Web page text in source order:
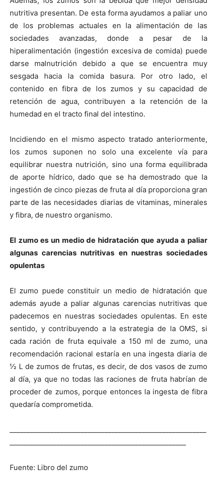
nutritiva presentan. De esta forma ayudamos a paliar uno
de los problemas actuales en la alimentación de las
sociedades avanzadas, donde a pesar de la
hiperalimentación (ingestión excesiva de comida) puede
darse malnutrición debido a que se encuentra muy
sesgada hacia la comida basura. Por otro lado, el
contenido en fibra de los zumos y su capacidad de
retención de agua, contribuyen a la retención de la
humedad en el tracto final del intestino.
Incidiendo en el mismo aspecto tratado anteriormente,
los zumos suponen no solo una excelente vía para
equilibrar nuestra nutrición, sino una forma equilibrada
de aporte hídrico, dado que se ha demostrado que la
ingestión de cinco piezas de fruta al día proporciona gran
parte de las necesidades diarias de vitaminas, minerales
y fibra, de nuestro organismo.
El zumo es un medio de hidratación que ayuda a paliar
algunas carencias nutritivas en nuestras sociedades
opulentas
El zumo puede constituir un medio de hidratación que
además ayude a paliar algunas carencias nutritivas que
padecemos en nuestras sociedades opulentas. En este
sentido, y contribuyendo a la estrategia de la OMS, si
cada ración de fruta equivale a 150 ml de zumo, una
recomendación racional estaría en una ingesta diaria de
1⁄2 L de zumos de frutas, es decir, de dos vasos de zumo
al día, ya que no todas las raciones de fruta habrían de
proceder de zumos, porque entonces la ingesta de fibra
quedaría comprometida.
Fuente: Libro del zumo